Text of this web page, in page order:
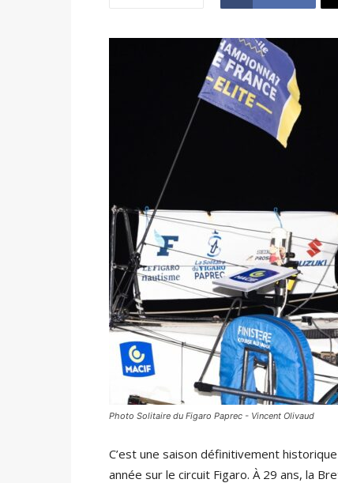
Photo Solitaire du Figaro Paprec - Vincent Olivaud
C’est une saison définitivement
année sur le circuit Figaro. À 29 ans, la